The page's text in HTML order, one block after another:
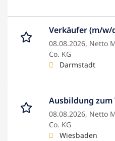
Verkäufer (m/w/
08.08.2026, Netto
Co. KG
Darmstadt
Ausbildung
08.08.2026, Netto
Co. KG
Wiesbaden